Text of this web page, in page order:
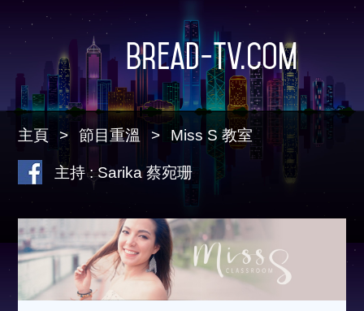
Bread-TV.com
主頁 節目重溫 Miss S 教室
主持 : Sarika 蔡宛珊